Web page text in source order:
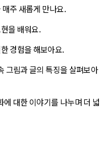
주 새롭게 만나요.
을 배워요.
경험을 해보아요.
그림과 글의 특징을 살펴보아
대한 이야기를 나누며 더 넓